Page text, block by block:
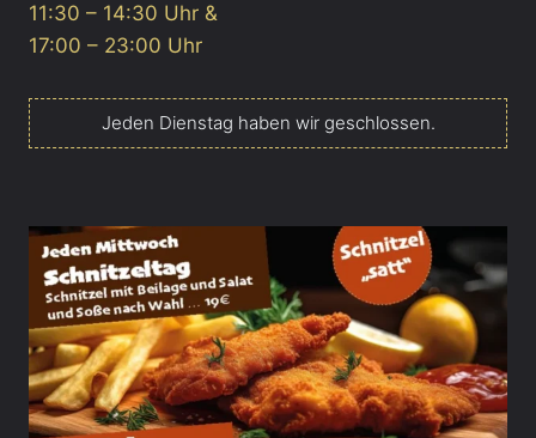
11:30 – 14:30 Uhr &
17:00 – 23:00 Uhr
Jeden Dienstag haben wir geschlossen.